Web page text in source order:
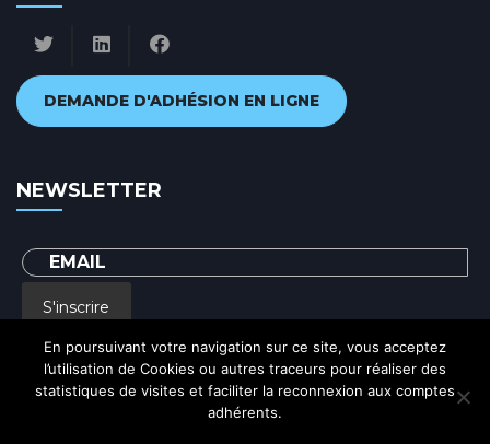
DEMANDE D'ADHÉSION EN LIGNE
NEWSLETTER
S'inscrire
En renseignant votre adresse email, vous acceptez de recevoir par courrier
electronique notre lettre d'information et vous prenez connaissance de notre
En poursuivant votre navigation sur ce site, vous acceptez
l’utilisation de Cookies ou autres traceurs pour réaliser des
statistiques de visites et faciliter la reconnexion aux comptes
adhérents.